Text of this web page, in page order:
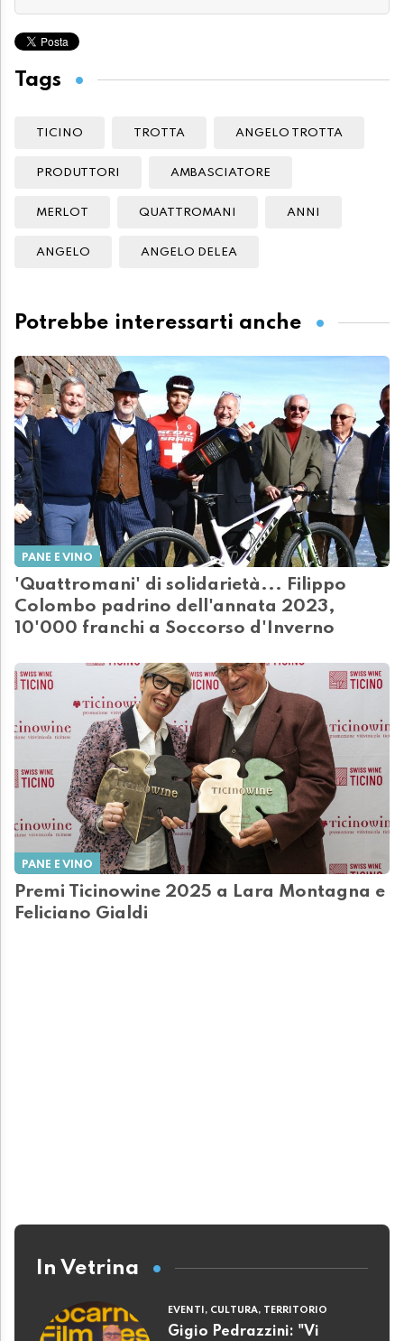
Tags
TICINO TROTTA ANGELO TROTTA
PRODUTTORI AMBASCIATORE
MERLOT QUATTROMANI ANNI
ANGELO ANGELO DELEA
Potrebbe interessarti anche
PANE E VINO
'Quattromani' di solidarietà... Filippo
Colombo padrino dell'annata 2023,
10'000 franchi a Soccorso d'Inverno
PANE E VINO
Premi Ticinowine 2025 a Lara Montagna e
Feliciano Gialdi
In Vetrina
EVENTI, CULTURA, TERRITORIO
Gigio Pedrazzini: "Vi